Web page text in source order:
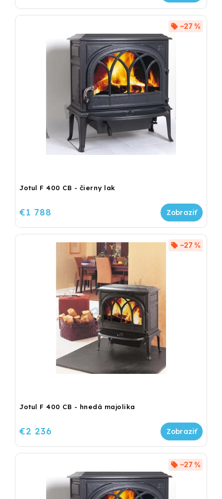
Jotul F 400 CB - čierny lak
–27 %
€1 788
Jotul F 400 CB - hnedá majolika
–27 %
€2 236
–27 %